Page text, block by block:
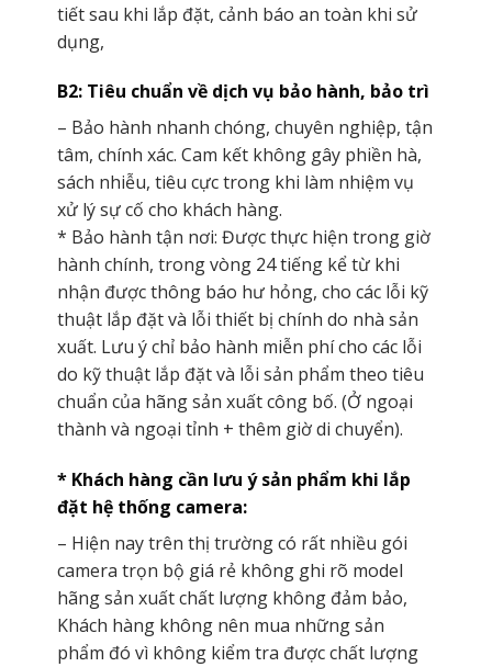
tiết sau khi lắp đặt, cảnh báo an toàn khi sử
dụng,
B2: Tiêu chuẩn về dịch vụ bảo hành, bảo trì
– Bảo hành nhanh chóng, chuyên nghiệp, tận
tâm, chính xác. Cam kết không gây phiền hà,
sách nhiễu, tiêu cực trong khi làm nhiệm vụ
xử lý sự cố cho khách hàng.
* Bảo hành tận nơi: Được thực hiện trong giờ
hành chính, trong vòng 24 tiếng kể từ khi
nhận được thông báo hư hỏng, cho các lỗi kỹ
thuật lắp đặt và lỗi thiết bị chính do nhà sản
xuất. Lưu ý chỉ bảo hành miễn phí cho các lỗi
do kỹ thuật lắp đặt và lỗi sản phẩm theo tiêu
chuẩn của hãng sản xuất công bố. (Ở ngoại
thành và ngoại tỉnh + thêm giờ di chuyển).
* Khách hàng cần lưu ý sản phẩm khi lắp
đặt hệ thống camera:
– Hiện nay trên thị trường có rất nhiều gói
camera trọn bộ giá rẻ không ghi rõ model
hãng sản xuất chất lượng không đảm bảo,
Khách hàng không nên mua những sản
phẩm đó vì không kiểm tra được chất lượng